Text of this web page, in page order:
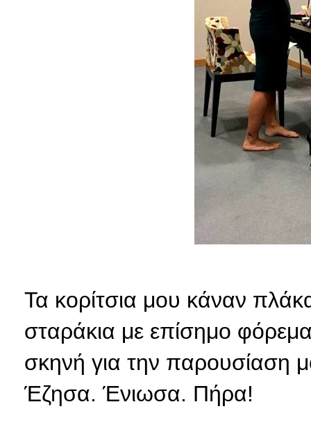
Τα κορίτσια μου κάναν
σταράκια με επίσημο
σκηνή για την παρουσίαση
Έζησα. Ένιωσα. Πήρα!